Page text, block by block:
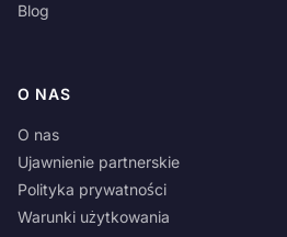
Blog
O NAS
O nas
Ujawnienie partnerskie
Polityka prywatności
Warunki użytkowania